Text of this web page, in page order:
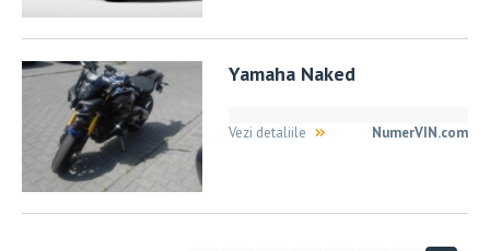
Yamaha Naked
NumerVIN.com
Vezi detaliile